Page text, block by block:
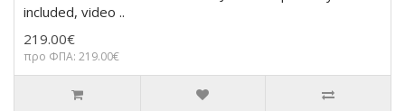
included, video ..
219.00€
προ ΦΠΑ: 219.00€